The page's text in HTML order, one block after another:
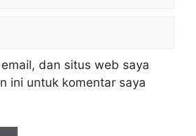
dan situs web saya
ini untuk komentar saya